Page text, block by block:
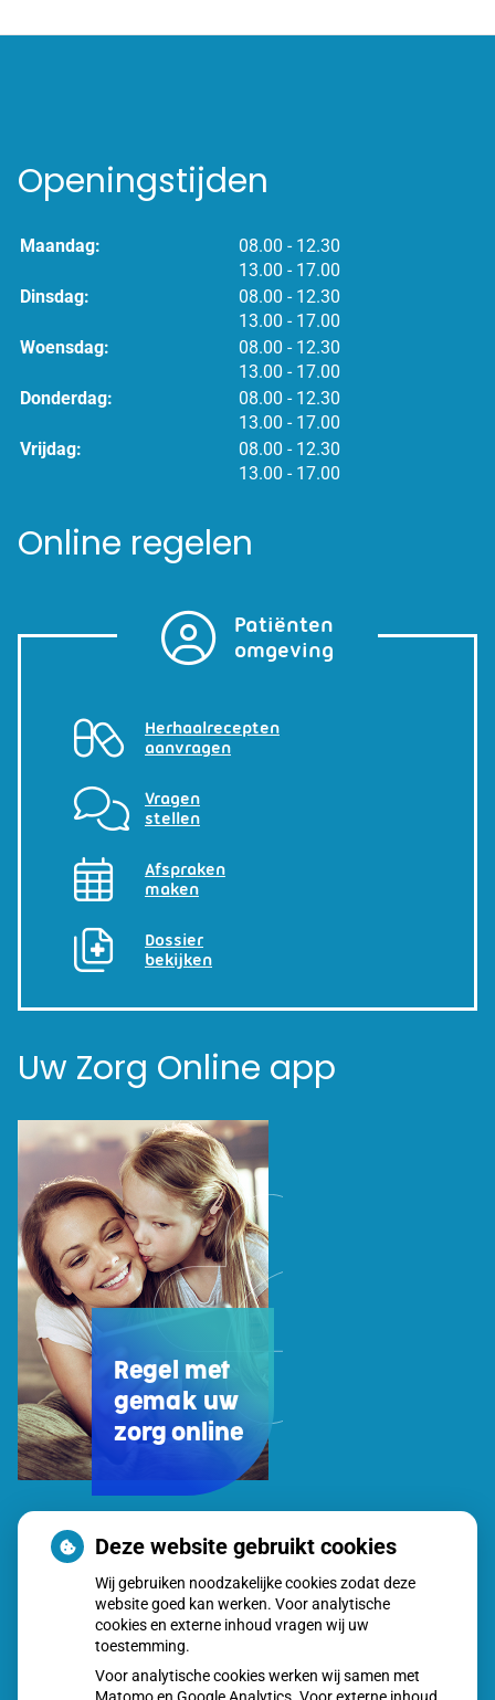
Openingstijden
Maandag: 08.00 tot
- 12.30
13.00 tot
- 17.00
Dinsdag:
08.00 tot
- 12.30
13.00 tot
- 17.00
Woensdag:
08.00 tot
- 12.30
13.00 tot
- 17.00
Donderdag:
08.00 tot
- 12.30
13.00 tot
- 17.00
Vrijdag:
08.00 tot
- 12.30
13.00 tot
- 17.00
Online regelen
Patiënten
omgeving
Herhaalrecepten
aanvragen
Vragen
stellen
Afspraken
maken
Dossier
bekijken
Uw Zorg Online app
Uw
Zorg
Online
Regel met
gemak uw
zorg online
Deze website gebruikt cookies
Wij gebruiken noodzakelijke cookies zodat deze
website goed kan werken. Voor analytische
cookies en externe inhoud vragen wij uw
toestemming.
Voor analytische cookies werken wij samen met